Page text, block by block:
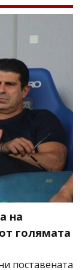
на
голямата
поставената